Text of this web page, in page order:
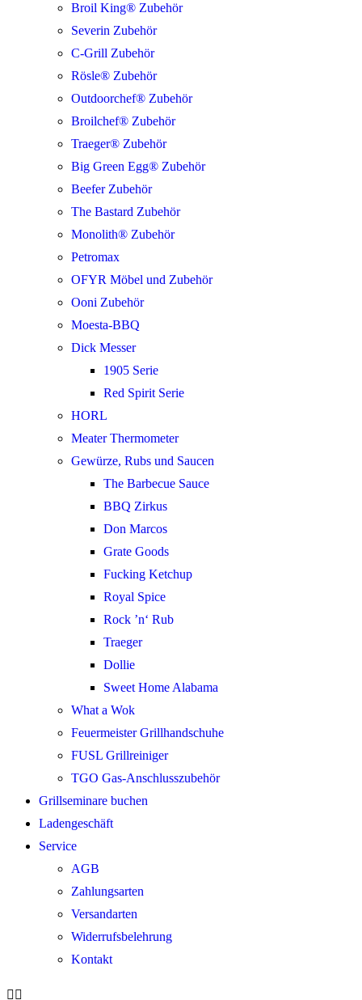
Broil King® Zubehör
Severin Zubehör
C-Grill Zubehör
Rösle® Zubehör
Outdoorchef® Zubehör
Broilchef® Zubehör
Traeger® Zubehör
Big Green Egg® Zubehör
Beefer Zubehör
The Bastard Zubehör
Monolith® Zubehör
Petromax
OFYR Möbel und Zubehör
Ooni Zubehör
Moesta-BBQ
Dick Messer
1905 Serie
Red Spirit Serie
HORL
Meater Thermometer
Gewürze, Rubs und Saucen
The Barbecue Sauce
BBQ Zirkus
Don Marcos
Grate Goods
Fucking Ketchup
Royal Spice
Rock ’n‘ Rub
Traeger
Dollie
Sweet Home Alabama
What a Wok
Feuermeister Grillhandschuhe
FUSL Grillreiniger
TGO Gas-Anschlusszubehör
Grillseminare buchen
Ladengeschäft
Service
AGB
Zahlungsarten
Versandarten
Widerrufsbelehrung
Kontakt